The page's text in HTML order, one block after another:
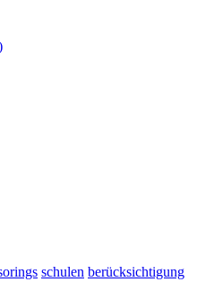
schulen berücksichtigung